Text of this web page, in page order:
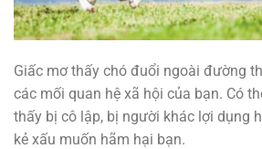
Giấc mơ thấy chó đuổi ngoài đường
các mối quan hệ xã hội của bạn. Có
thấy bị cô lập, bị người khác lợi dụng
kẻ xấu muốn hãm hại bạn.